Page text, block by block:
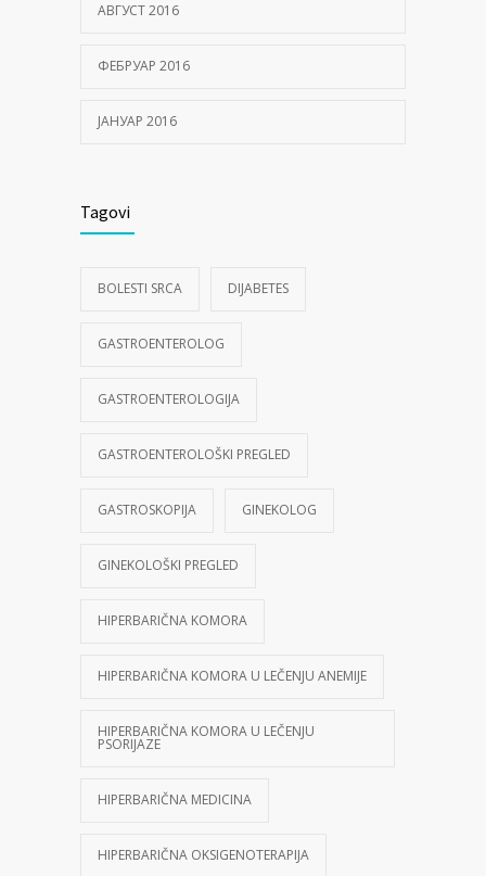
АВГУСТ 2016
ФЕБРУАР 2016
ЈАНУАР 2016
Tagovi
BOLESTI SRCA DIJABETES
GASTROENTEROLOG
GASTROENTEROLOGIJA
GASTROENTEROLOŠKI PREGLED
GASTROSKOPIJA GINEKOLOG
GINEKOLOŠKI PREGLED
HIPERBARIČNA KOMORA
HIPERBARIČNA KOMORA U LEČENJU ANEMIJE
HIPERBARIČNA KOMORA U LEČENJU
PSORIJAZE
HIPERBARIČNA MEDICINA
HIPERBARIČNA OKSIGENOTERAPIJA